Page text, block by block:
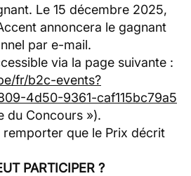
Le 15 décembre 2025,
annoncera le gagnant
par e-mail.
via la page suivante :
fr/b2c-events?
4d50-9361-caf115bc79a5
du Concours »).
remporter que le Prix décrit
PARTICIPER ?